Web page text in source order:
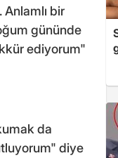
bir
gününde
ediyorum"
da
diye